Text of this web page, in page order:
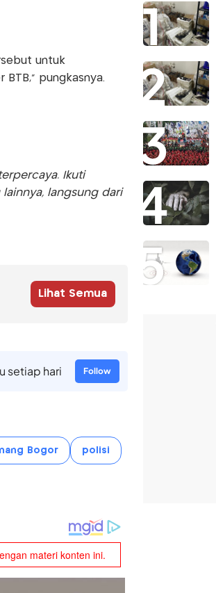
untuk
pungkasnya.
Ikuti
langsung dari
Lihat Semua
setiap hari Follow
Bogor polisi